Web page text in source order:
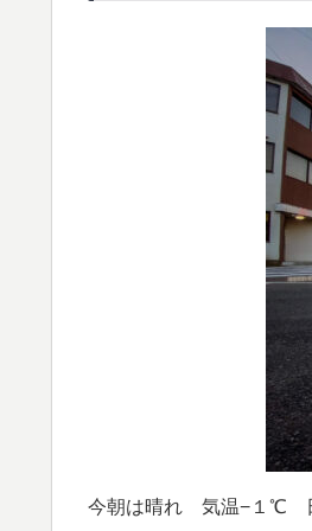
今朝は晴れ 気温−１℃